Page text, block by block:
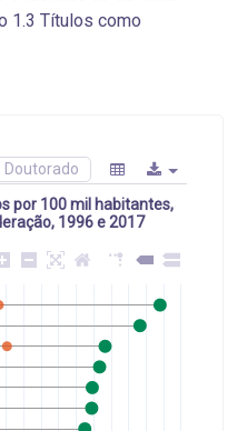
1.3 Títulos como
Doutorado
por 100 mil habitantes,
1996 e 2017